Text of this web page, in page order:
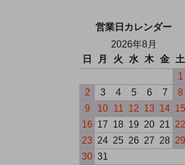
営業日カレンダー
2026年8月
日
月 火 水 木 金
土
1
2
3 4 5 6 7
8
9
10 11 12 13 14 15
16 17 18 19 20 21 22
23 24 25 26 27 28 29
30 31